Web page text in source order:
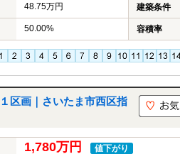
48.75万円 建築条件
50.00% 容積率
画｜さいたま市西区指
1,780万円 値下がり